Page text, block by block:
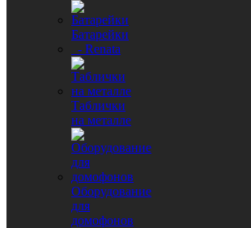
Батарейки
- Renata
Таблички
на металле
Оборудование
для
домофонов